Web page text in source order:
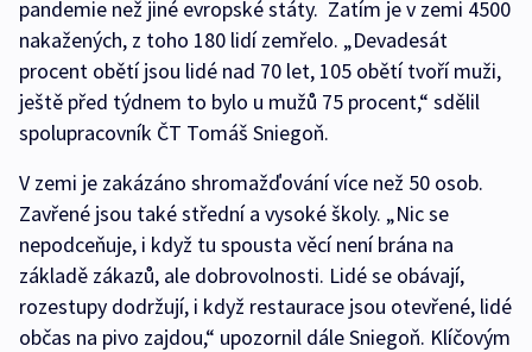
pandemie než jiné evropské státy. Zatím je v zemi 4500
nakažených, z toho 180 lidí zemřelo. „Devadesát
procent obětí jsou lidé nad 70 let, 105 obětí tvoří muži,
ještě před týdnem to bylo u mužů 75 procent,“ sdělil
spolupracovník ČT Tomáš Sniegoň.
V zemi je zakázáno shromažďování více než 50 osob.
Zavřené jsou také střední a vysoké školy. „Nic se
nepodceňuje, i když tu spousta věcí není brána na
základě zákazů, ale dobrovolnosti. Lidé se obávají,
rozestupy dodržují, i když restaurace jsou otevřené, lidé
občas na pivo zajdou,“ upozornil dále Sniegoň. Klíčovým